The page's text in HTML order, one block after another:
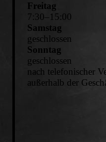
Freitag
7:30–15:00
Samstag
geschlossen
Sonntag
geschlossen
nach telefonischer
außerhalb der